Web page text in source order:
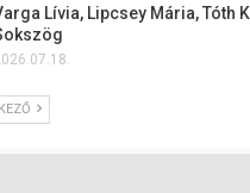
Lívia, Lipcsey Mária, Tóth